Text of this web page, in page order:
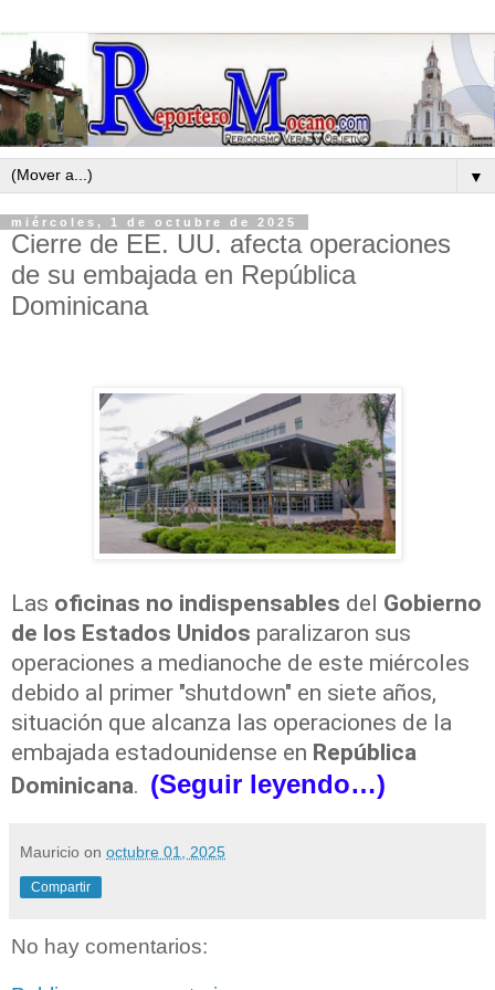
▼
miércoles, 1 de octubre de 2025
Cierre de EE. UU. afecta operaciones
de su embajada en República
Dominicana
Las oficinas no indispensables del Gobierno
de los Estados Unidos paralizaron sus
operaciones a medianoche de este miércoles
debido al primer "shutdown" en siete años,
situación que alcanza las operaciones de la
embajada estadounidense en República
Dominicana. (Seguir leyendo…)
Mauricio on octubre 01, 2025
Compartir
No hay comentarios: